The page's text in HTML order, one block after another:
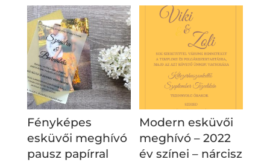
Fényképes
esküvői meghívó
pausz papírral
Modern esküvői
meghívó – 2022
év színei – nárcisz